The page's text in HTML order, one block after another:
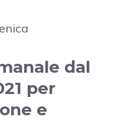
dal
per
e